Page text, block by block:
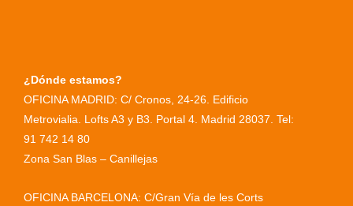
¿Dónde estamos?
OFICINA MADRID: C/ Cronos, 24-26. Edificio
Metrovialia. Lofts A3 y B3. Portal 4. Madrid 28037. Tel:
91 742 14 80
Zona San Blas – Canillejas
OFICINA BARCELONA: C/Gran Vía de les Corts